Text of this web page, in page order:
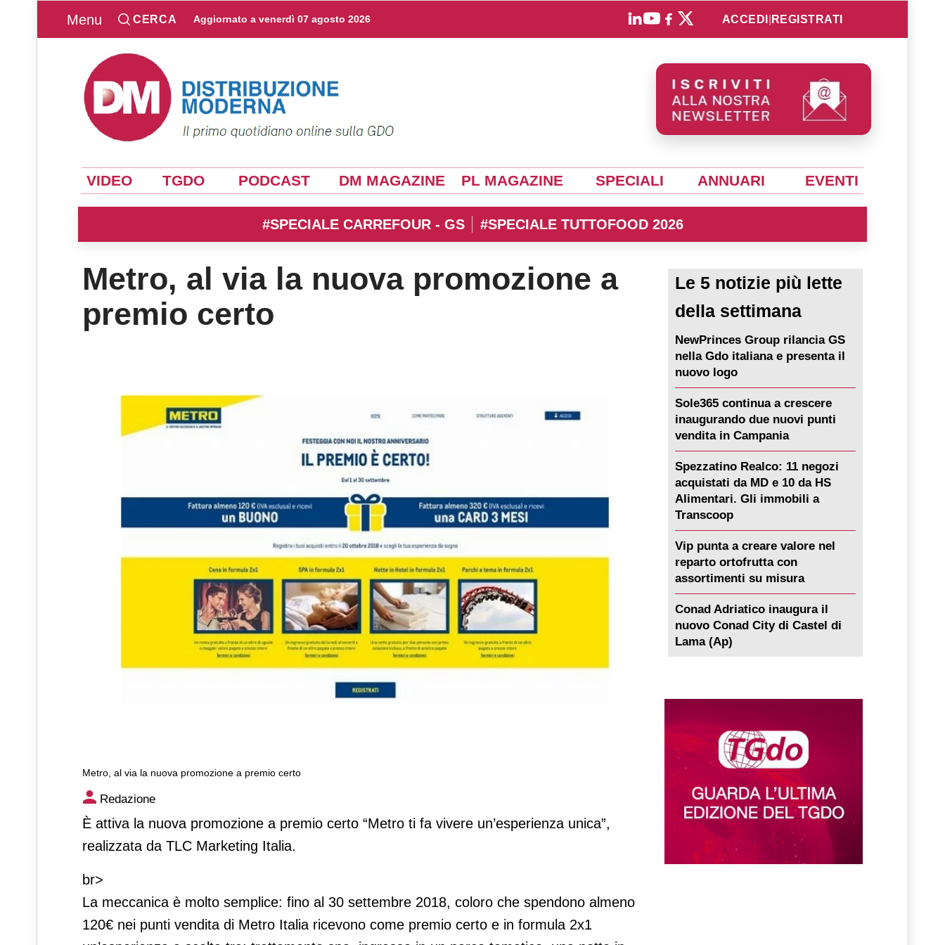
Menu CERCA Aggiornato a venerdì 07 agosto 2026 ACCEDI REGISTRATI
VIDEO TGDO PODCAST DM MAGAZINE PL MAGAZINE SPECIALI ANNUARI EVENTI
#SPECIALE CARREFOUR - GS #SPECIALE TUTTOFOOD 2026
Metro, al via la nuova promozione a
premio certo
Metro, al via la nuova promozione a premio certo
Metro, al via la nuova promozione a premio certo
Redazione
È attiva la nuova promozione a premio certo “Metro ti fa vivere un’esperienza unica”,
realizzata da TLC Marketing Italia.
br>
La meccanica è molto semplice: fino al 30 settembre 2018, coloro che spendono almeno
120€ nei punti vendita di Metro Italia ricevono come premio certo e in formula 2x1
Le 5 notizie più lette
della settimana
NewPrinces Group rilancia GS
nella Gdo italiana e presenta il
nuovo logo
Sole365 continua a crescere
inaugurando due nuovi punti
vendita in Campania
Spezzatino Realco: 11 negozi
acquistati da MD e 10 da HS
Alimentari. Gli immobili a
Transcoop
Vip punta a creare valore nel
reparto ortofrutta con
assortimenti su misura
Conad Adriatico inaugura il
nuovo Conad City di Castel di
Lama (Ap)